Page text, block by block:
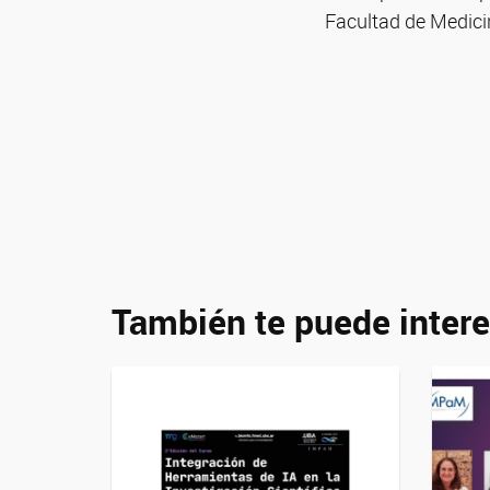
Facultad de
También te puede